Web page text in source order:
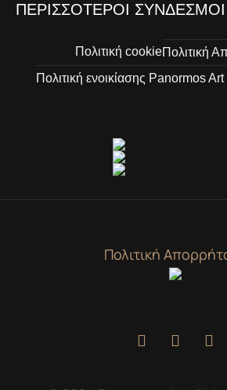
ΠΕΡΙΣΣΌΤΕΡΟΙ ΣΎΝΔΕΣΜΟΙ
Πολιτική cookieΠολιτική
Πολιτική ενοικίασης Panormos
Πολιτική